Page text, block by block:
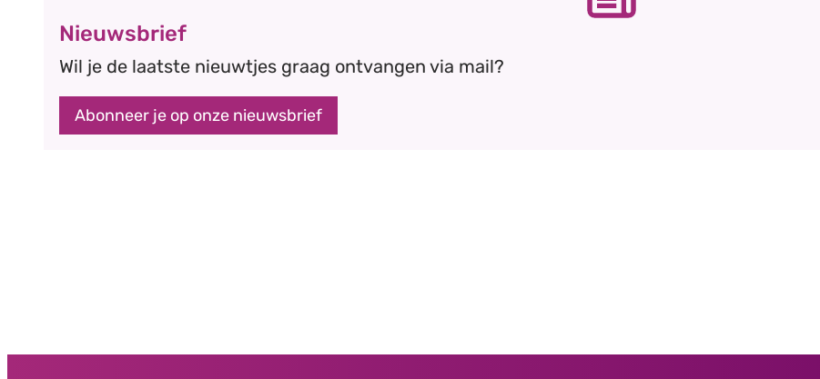
Nieuwsbrief
Wil je de laatste nieuwtjes graag ontvangen via mail?
Abonneer je op onze nieuwsbrief